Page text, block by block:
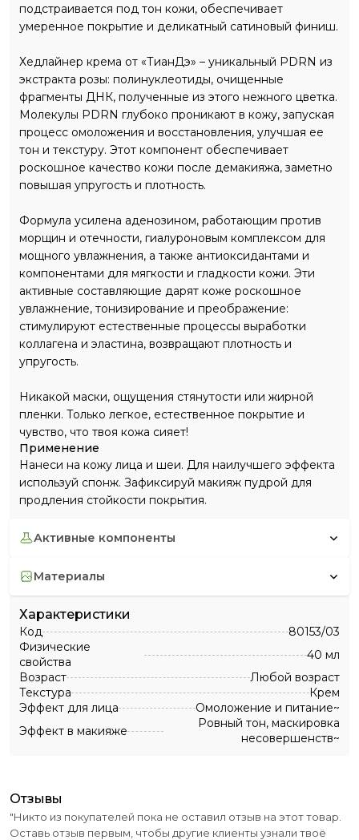
подстраивается под тон кожи, обеспечивает
умеренное покрытие и деликатный сатиновый финиш.
Хедлайнер крема от «ТианДэ» – уникальный PDRN из
экстракта розы: полинуклеотиды, очищенные
фрагменты ДНК, полученные из этого нежного цветка.
Молекулы PDRN глубоко проникают в кожу, запуская
процесс омоложения и восстановления, улучшая ее
тон и текстуру. Этот компонент обеспечивает
роскошное качество кожи после демакияжа, заметно
повышая упругость и плотность.
Формула усилена аденозином, работающим против
морщин и отечности, гиалуроновым комплексом для
мощного увлажнения, а также антиоксидантами и
компонентами для мягкости и гладкости кожи. Эти
активные составляющие дарят коже роскошное
увлажнение, тонизирование и преображение:
стимулируют естественные процессы выработки
коллагена и эластина, возвращают плотность и
упругость.
Никакой маски, ощущения стянутости или жирной
пленки. Только легкое, естественное покрытие и
чувство, что твоя кожа сияет!
Применение
Нанеси на кожу лица и шеи. Для наилучшего эффекта
используй спонж. Зафиксируй макияж пудрой для
продления стойкости покрытия.
активные компоненты
материалы
Характеристики
Код
80153/03
Физические
свойства
40 мл
Возраст
Любой возраст
Текстура
Крем
Эффект для лица
Омоложение и питание~
Эффект в макияже
Ровный тон, маскировка
несовершенств~
отзывы
"Никто из покупателей пока не оставил отзыв на этот товар.
Оставь отзыв первым, чтобы другие клиенты узнали твоё